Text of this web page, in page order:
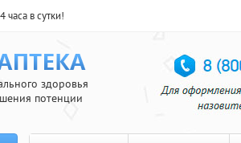
в сутки!
здоровья
потенции